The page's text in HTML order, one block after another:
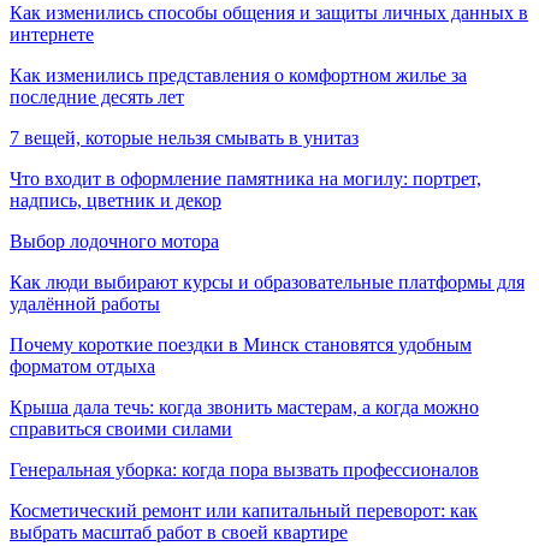
Как изменились способы общения и защиты личных данных в
интернете
Как изменились представления о комфортном жилье за
последние десять лет
7 вещей, которые нельзя смывать в унитаз
Что входит в оформление памятника на могилу: портрет,
надпись, цветник и декор
Выбор лодочного мотора
Как люди выбирают курсы и образовательные платформы для
удалённой работы
Почему короткие поездки в Минск становятся удобным
форматом отдыха
Крыша дала течь: когда звонить мастерам, а когда можно
справиться своими силами
Генеральная уборка: когда пора вызвать профессионалов
Косметический ремонт или капитальный переворот: как
выбрать масштаб работ в своей квартире